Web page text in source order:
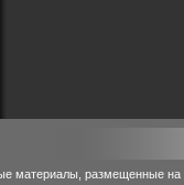
материалы, размещенные на